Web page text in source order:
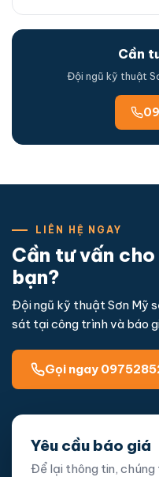
Cần
Đội ngũ kỹ thuật
LIÊN HỆ NGAY
Cần tư vấn
bạn?
Đội ngũ kỹ thuật Sơn Mỹ
sát tại công trình và báo
Gọi ngay
Yêu cầu báo giá
Để lại thông tin, chúng